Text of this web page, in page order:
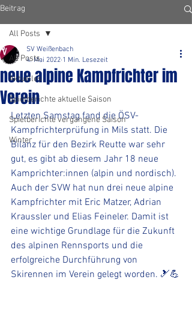
Beitrag
All Posts
Aktuelles
Spielberichte aktuelle Saison
Spielberichte vergangene Saison
Winter
All Posts
neue alpine Kampfrichter im
Verein
SV Weißenbach
4. Mai 2022 1 Min. Lesezeit
Letzten Samstag fand die ÖSV-
Kampfrichterprüfung in Mils statt. Die
Bilanz für den Bezirk Reutte war sehr
gut, es gibt ab diesem Jahr 18 neue
Kamprichter:innen (alpin und nordisch).
Auch der SVW hat nun drei neue alpine
Kampfrichter mit Eric Matzer, Adrian
Kraussler und Elias Feineler. Damit ist
eine wichtige Grundlage für die Zukunft
des alpinen Rennsports und die
erfolgreiche Durchführung von
Skirennen im Verein gelegt worden. 🎿💪